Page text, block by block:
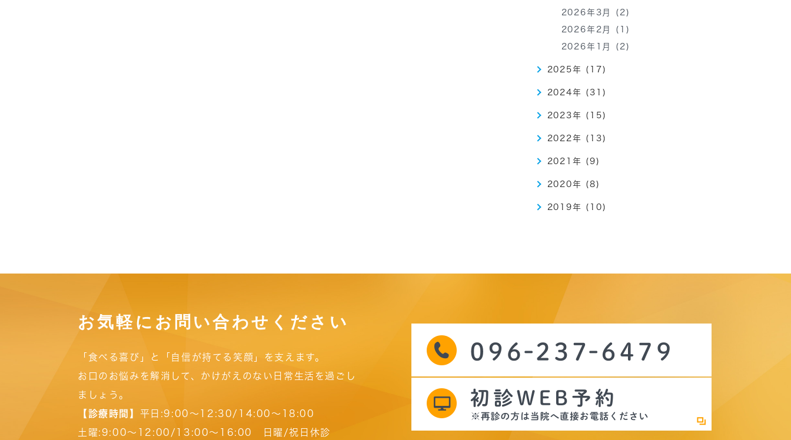
2026年3月 (2)
2026年2月 (1)
2026年1月 (2)
2025年 (17)
2024年 (31)
2023年 (15)
2022年 (13)
2021年 (9)
2020年 (8)
2019年 (10)
お気軽にお問い合わせください
「食べる喜び」と「自信が持てる笑顔」を支えます。
お口のお悩みを解消して、かけがえのない日常生活を過ごし
ましょう。
【診療時間】 平日:9:00～12:30/14:00～18:00
土曜:9:00～12:00/13:00～16:00
日曜/祝日休診